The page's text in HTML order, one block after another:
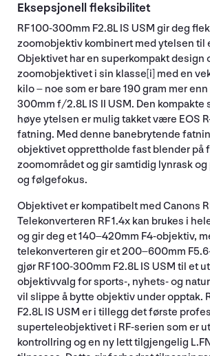
Eksepsjonell fleksibilitet
RF 100-300mm F2.8L IS USM gir deg
zoomobjektiv kombinert med ytelsen til
Objektivet har en superkompakt design
zoomobjektivet i sin klasse[i] med en
kilo – noe som er bare 190 gram mer
300mm f/2.8L IS II USM. Den kompakte
høye ytelsen er mulig takket være EOS
fatning. Med denne banebrytende
objektivet opprettholde fast blender på
zoomområdet og gir samtidig lynrask
og følgefokus.
Objektivet er kompatibelt med Canons
Telekonverteren RF 1.4x kan brukes i
og gir deg et 140–420mm F4-objektiv,
telekonverteren gir et 200–600mm
gjør RF 100-300mm F2.8L IS USM til et
objektivvalg for sports-, nyhets- og
vil slippe å bytte objektiv under opptak.
F2.8L IS USM er i tillegg det første
superteleobjektivet i RF-serien som er
kontrollring og en ny lett tilgjengelig